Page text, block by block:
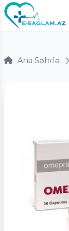
Ana Səhifə